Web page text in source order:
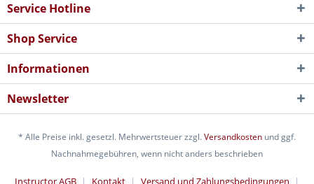
Service Hotline
Shop Service
Informationen
Newsletter
* Alle Preise inkl. gesetzl. Mehrwertsteuer zzgl.Versandkosten und ggf.
Nachnahmegebühren, wenn nicht anders beschrieben
Instructor AGB Kontakt Versand und Zahlungsbedingungen